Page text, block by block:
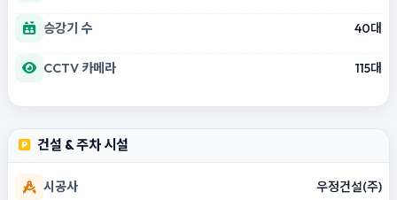
승강기 수 40대
CCTV 카메라 115대
건설 & 주차 시설
시공사 우정건설(주)